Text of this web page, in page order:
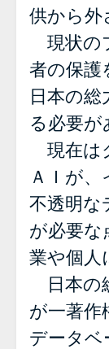
供から外
現状の
者の保護
日本の
る必要が
現在は
ＡＩが
不透明な
が必要な
業や個人
日本の
が一著作
データベ